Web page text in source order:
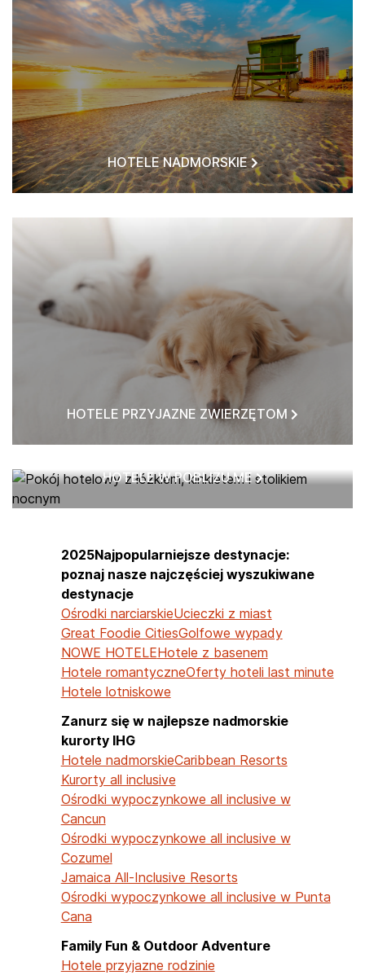
HOTELE NADMORSKIE
HOTELE PRZYJAZNE ZWIERZĘTOM
HOTELE W POBLIŻU ME
2025Najpopularniejsze destynacje:
poznaj nasze najczęściej wyszukiwane
destynacje
Ośrodki narciarskieUcieczki z miast
Great Foodie CitiesGolfowe wypady
NOWE HOTELEHotele z basenem
Hotele romantyczneOferty hoteli last minute
Hotele lotniskowe
Zanurz się w najlepsze nadmorskie
kurorty IHG
Hotele nadmorskieCaribbean Resorts
Kurorty all inclusive
Ośrodki wypoczynkowe all inclusive w
Cancun
Ośrodki wypoczynkowe all inclusive w
Cozumel
Jamaica All-Inclusive Resorts
Ośrodki wypoczynkowe all inclusive w Punta
Cana
Family Fun & Outdoor Adventure
Hotele przyjazne rodzinie